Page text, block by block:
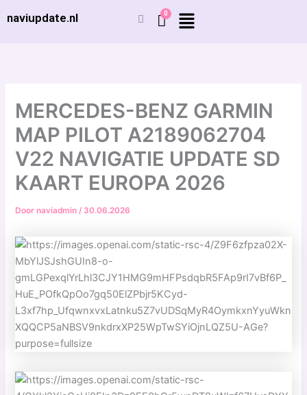
naar
naviupdate.nl
MERCEDES-BENZ GARMIN
MAP PILOT A2189062704
V22 NAVIGATIE UPDATE SD
KAART EUROPA 2026
Doornaviadmin / 30.06.2026